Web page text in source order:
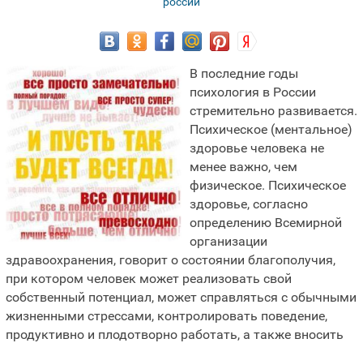
В последние годы
психология в России
стремительно развивается.
Психическое (ментальное)
здоровье человека не
менее важно, чем
физическое. Психическое
здоровье, согласно
определению Всемирной
организации
здравоохранения, говорит о состоянии благополучия,
при котором человек может реализовать свой
собственный потенциал, может справляться с обычными
жизненными стрессами, контролировать поведение,
продуктивно и плодотворно работать, а также вносить